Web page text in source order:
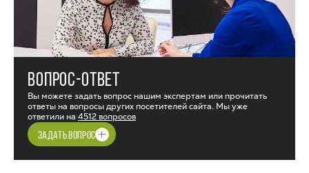
ВОПРОС-ОТВЕТ
Вы можете задать вопрос нашим экспертам или прочитать
ответы на вопросы других посетителей сайта. Мы уже
ответили на 4512 вопросов
ЗАДАТЬ ВОПРОС